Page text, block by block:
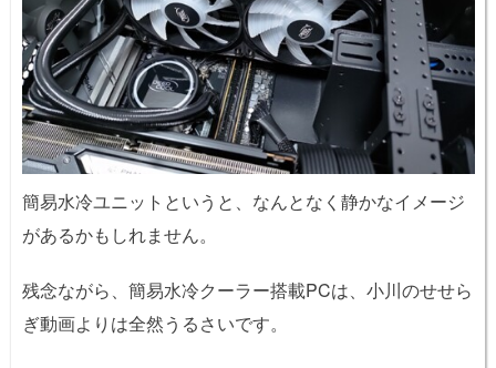
簡易水冷ユニットというと、なんとなく静かなイメージ
があるかもしれません。
残念ながら、簡易水冷クーラー搭載PCは、小川のせせら
ぎ動画よりは全然うるさいです。